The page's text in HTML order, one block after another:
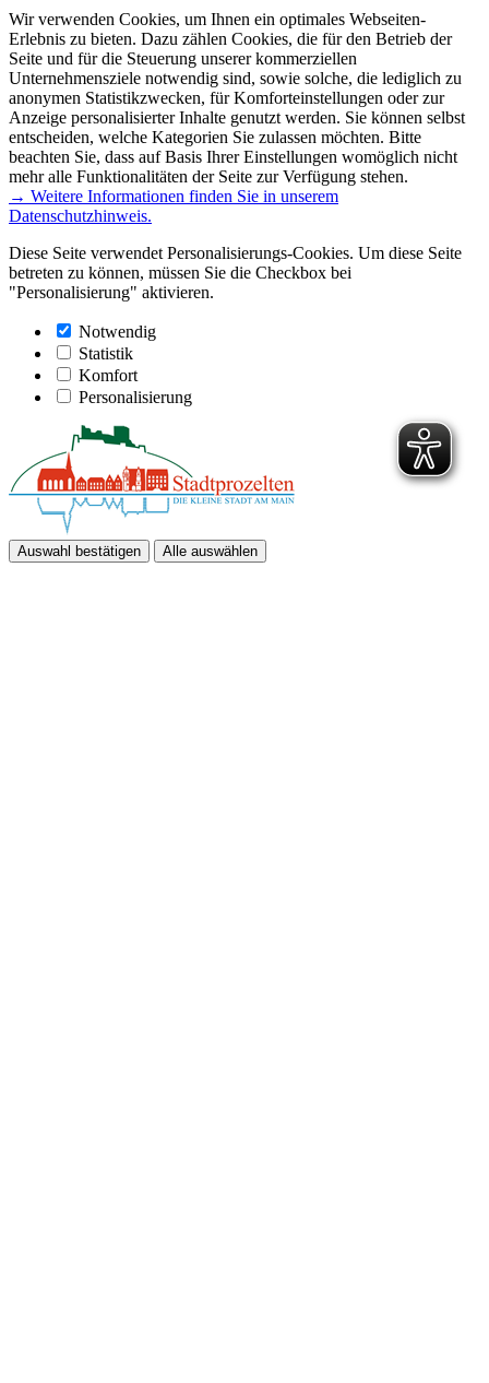
Wir verwenden Cookies, um Ihnen ein optimales Webseiten-
Erlebnis zu bieten. Dazu zählen Cookies, die für den Betrieb der
Seite und für die Steuerung unserer kommerziellen
Unternehmensziele notwendig sind, sowie solche, die lediglich zu
anonymen Statistikzwecken, für Komforteinstellungen oder zur
Anzeige personalisierter Inhalte genutzt werden. Sie können selbst
entscheiden, welche Kategorien Sie zulassen möchten. Bitte
beachten Sie, dass auf Basis Ihrer Einstellungen womöglich nicht
mehr alle Funktionalitäten der Seite zur Verfügung stehen.
→ Weitere Informationen finden Sie in unserem
Datenschutzhinweis.
Diese Seite verwendet Personalisierungs-Cookies. Um diese Seite
betreten zu können, müssen Sie die Checkbox bei
"Personalisierung" aktivieren.
Notwendig
Statistik
Komfort
Personalisierung
Auswahl bestätigen Alle auswählen